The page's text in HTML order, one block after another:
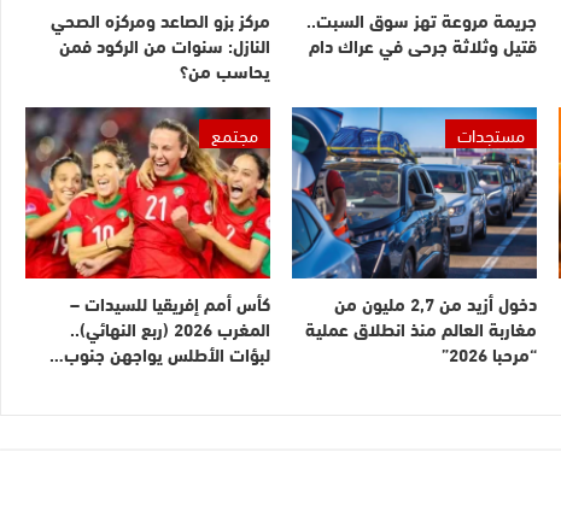
جريمة مروعة تهز سوق السبت..
قتيل وثلاثة جرحى في عراك دام
مركز بزو الصاعد ومركزه الصحي
النازل: سنوات من الركود فمن
يحاسب من؟
مستجدات
دخول أزيد من 2,7 مليون من
مغاربة العالم منذ انطلاق عملية
“مرحبا 2026”
مجتمع
كأس أمم إفريقيا للسيدات –
المغرب 2026 (ربع النهائي)..
لبؤات الأطلس يواجهن جنوب…